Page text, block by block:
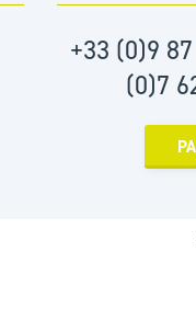
+33 (0)9
(0)7